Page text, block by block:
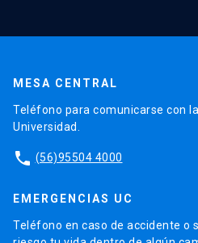
MESA CENTRAL
Teléfono para comunicarse con
Universidad.
phone (56)95504 4000
EMERGENCIAS UC
Teléfono en caso de accidente o